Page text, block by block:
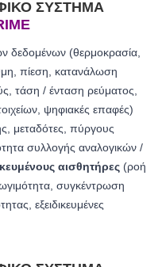
ΣΎΣΤΗΜΑ
δεδομένων (θερμοκρασία,
πίεση, κατανάλωση
τάση / ένταση ρεύματος,
ψηφιακές επαφές)
μεταδότες, πύργους
συλλογής αναλογικών /
αισθητήρες (ροή
συγκέντρωση
εξειδικευμένες